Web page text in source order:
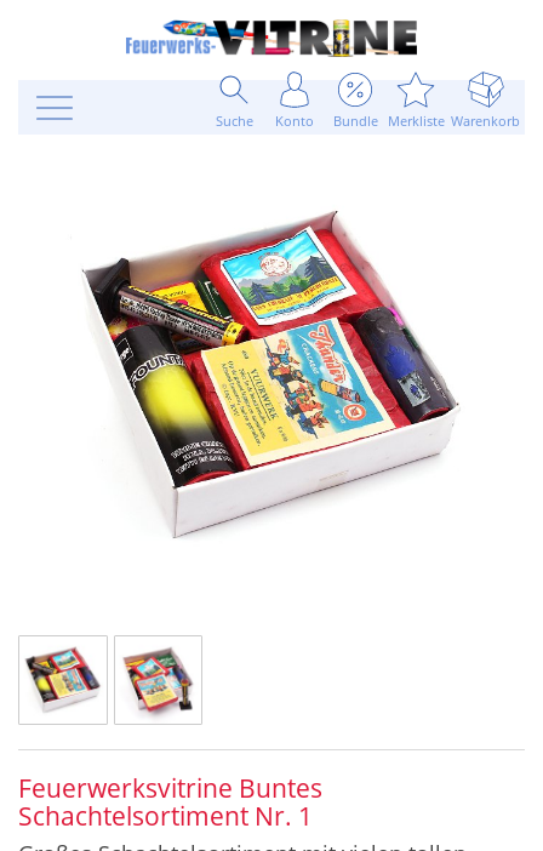
Suche Konto Bundle Merkliste Warenkorb
Feuerwerksvitrine Buntes
Schachtelsortiment Nr. 1